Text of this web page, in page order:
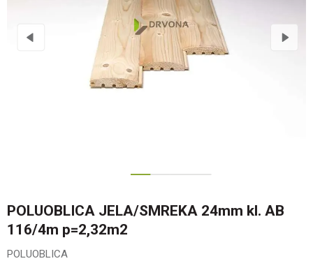
POLUOBLICA JELA/SMREKA 24mm kl. AB
116/4m p=2,32m2
POLUOBLICA